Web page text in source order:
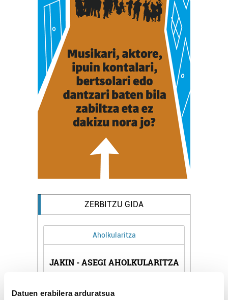
Datuen erabilera arduratsua
ZERBITZU GIDA
Aholkularitza
JAKIN - ASEGI AHOLKULARITZA
Errenteria-Orereta